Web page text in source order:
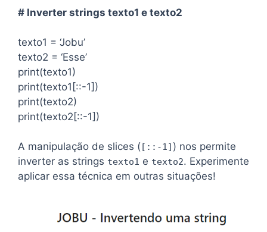
# Inverter strings texto1 e texto2
texto1 = ‘Jobu’
texto2 = ‘Esse’
print(texto1)
print(texto1[::-1])
print(texto2)
print(texto2[::-1])
A manipulação de slices ( [::-1] ) nos permite
inverter as strings texto1 e texto2. Experimente
aplicar essa técnica em outras situações!